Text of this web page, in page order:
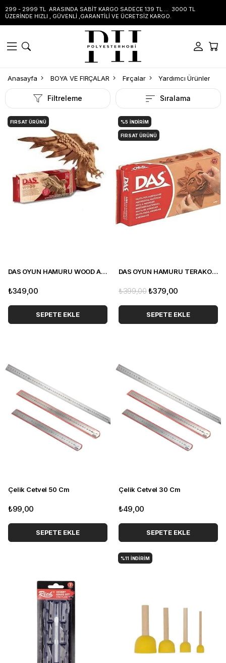
299 - 2999 TL ARASINDA SABİT KARGO SADECE 139 TL ... 3000 TL
ÜZERİNDE HIZLI , GÜVENLİ ,GARANTİLİ VE ÜCRETSİZ KARGO.
Anasayfa BOYA VE FIRÇALAR Fırçalar Yardımcı Ürünler
Filtreleme Sıralama
DAS OYUN HAMURU WOOD AHŞAP 350 GRAM
₺349,00
SEPETE EKLE
FIRSAT ÜRÜNÜ
DAS OYUN HAMURU TERAKOTA KAHVERENGİ 500 GRAM
₺379,00
₺399,00
SEPETE EKLE
%5 İNDIRIM
FIRSAT ÜRÜNÜ
Çelik Cetvel 50 Cm
₺99,00
SEPETE EKLE
Çelik Cetvel 30 Cm
₺49,00
SEPETE EKLE
%11 İNDIRIM